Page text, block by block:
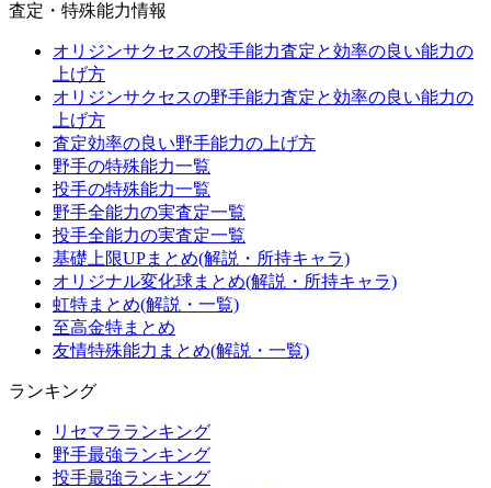
査定・特殊能力情報
オリジンサクセスの投手能力査定と効率の良い能力の
上げ方
オリジンサクセスの野手能力査定と効率の良い能力の
上げ方
査定効率の良い野手能力の上げ方
野手の特殊能力一覧
投手の特殊能力一覧
野手全能力の実査定一覧
投手全能力の実査定一覧
基礎上限UPまとめ(解説・所持キャラ)
オリジナル変化球まとめ(解説・所持キャラ)
虹特まとめ(解説・一覧)
至高金特まとめ
友情特殊能力まとめ(解説・一覧)
ランキング
リセマラランキング
野手最強ランキング
投手最強ランキング